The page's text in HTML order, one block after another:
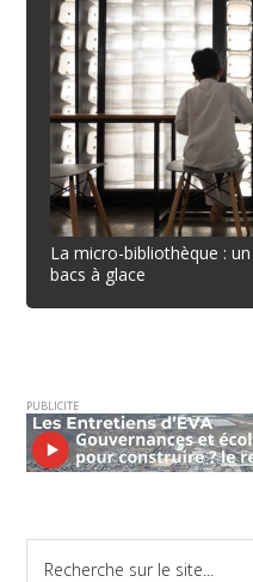
La micro-bibliothèque :
bacs à glace
PUBLICITE